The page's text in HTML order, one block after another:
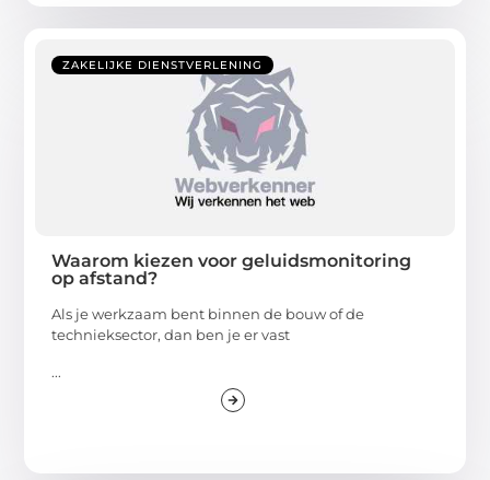
ZAKELIJKE DIENSTVERLENING
Waarom kiezen voor geluidsmonitoring
op afstand?
Als je werkzaam bent binnen de bouw of de
technieksector, dan ben je er vast
...